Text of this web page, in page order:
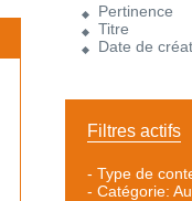
Pertinence
Titre
Date de
Filtres actifs
- Type de
- Catégorie: